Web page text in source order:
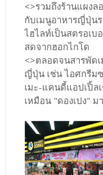
<>รวมถึงร้านแผง
กับเมนูอาหารญี่ปุ่น
ไฮไลท์เป็นสตรอเ
สดจากฮอกไกโด
<>ตลอดจนสารพัด
ญี่ปุ่น เช่น ไอศกรีม
เมะ-แคนดี้แอปเปิ้ล
เหมือน "ดองเปง"